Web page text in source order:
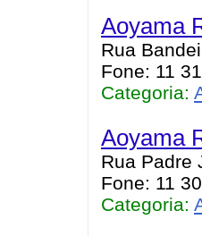
Aoyama
Rua
Fone: 11
Categoria:
Aoyama
Rua Padre
Fone: 11
Categoria: